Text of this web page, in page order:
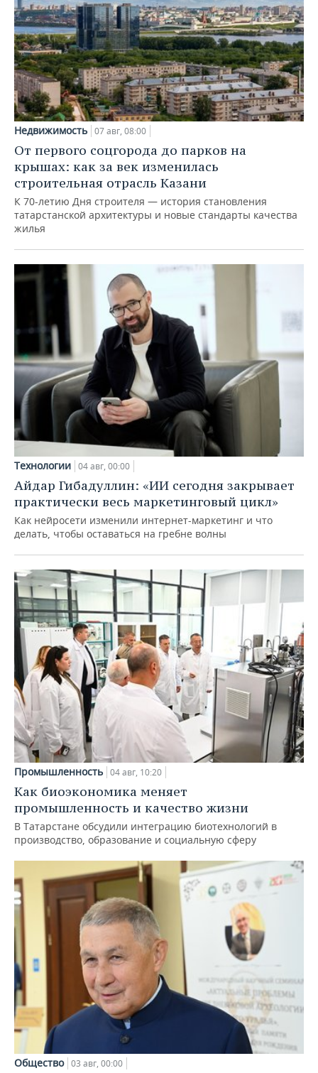
Недвижимость 07 авг, 08:00
От первого соцгорода до парков на
крышах: как за век изменилась
строительная отрасль Казани
К 70-летию Дня строителя — история становления
татарстанской архитектуры и новые стандарты качества
жилья
Технологии 04 авг, 00:00
Айдар Гибадуллин: «ИИ сегодня закрывает
практически весь маркетинговый цикл»
Как нейросети изменили интернет-маркетинг и что
делать, чтобы оставаться на гребне волны
Промышленность 04 авг, 10:20
Как биоэкономика меняет
промышленность и качество жизни
В Татарстане обсудили интеграцию биотехнологий в
производство, образование и социальную сферу
Общество 03 авг, 00:00